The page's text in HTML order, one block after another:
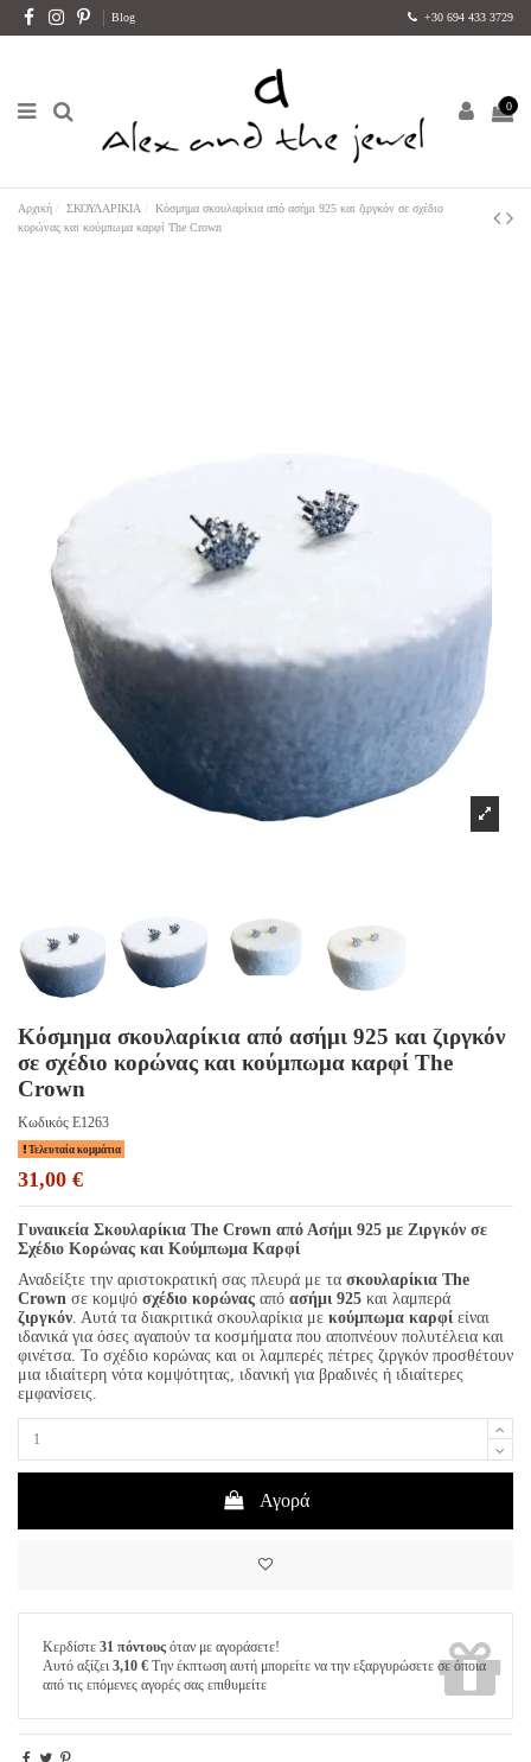
Blog +30 694 433 3729
0
Αρχική ΣΚΟΥΛΑΡΙΚΙΑ
Κόσμημα σκουλαρίκια από ασήμι 925 και ζιργκόν σε σχέδιο
κορώνας και κούμπωμα καρφί The Crown
Κόσμημα σκουλαρίκια από ασήμι 925 και ζιργκόν
σε σχέδιο κορώνας και κούμπωμα καρφί The
Crown
Κωδικός E1263
Τελευταία κομμάτια
31,00 €
Γυναικεία Σκουλαρίκια The Crown από Ασήμι 925 με Ζιργκόν σε
Σχέδιο Κορώνας και Κούμπωμα Καρφί
Αναδείξτε την αριστοκρατική σας πλευρά με τα σκουλαρίκια The
Crown σε κομψό σχέδιο κορώνας από ασήμι 925 και λαμπερά
ζιργκόν. Αυτά τα διακριτικά σκουλαρίκια με κούμπωμα καρφί είναι
ιδανικά για όσες αγαπούν τα κοσμήματα που αποπνέουν πολυτέλεια και
φινέτσα. Το σχέδιο κορώνας και οι λαμπερές πέτρες ζιργκόν προσθέτουν
μια ιδιαίτερη νότα κομψότητας, ιδανική για βραδινές ή ιδιαίτερες
εμφανίσεις.
Αγορά
Κερδίστε 31 πόντους όταν με αγοράσετε!
Αυτό αξίζει 3,10 € Την έκπτωση αυτή μπορείτε να την εξαργυρώσετε σε όποια
από τις επόμενες αγορές σας επιθυμείτε